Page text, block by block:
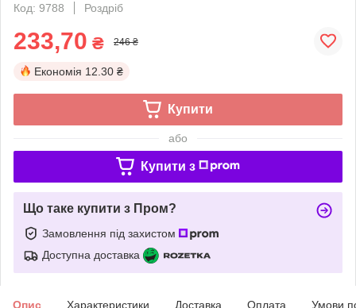
Код: 9788
Роздріб
233,70 ₴ 246 ₴
Економія 12.30 ₴
Купити
або
Купити з
Що таке купити з Пром?
Замовлення під захистом
Доступна доставка
Опис Характеристики Доставка Оплата Умови